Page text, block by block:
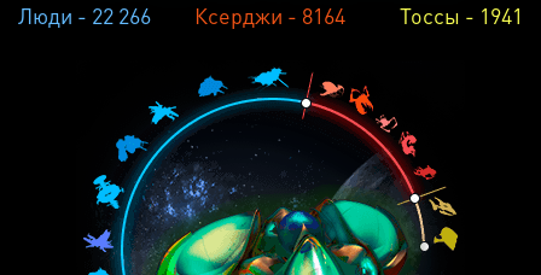
Люди - 22 266 Ксерджи - 8164 Тоссы - 1941